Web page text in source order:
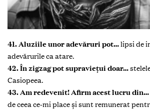
41. Aluziile unor adevăruri pot…lipsi de
adevărurile ca atare.
42. În zigzag pot supravieţui doar…
Casiopeea.
43. Am redevenit! Afirm acest lucru din…
de ceea ce-mi place şi sunt remunerat